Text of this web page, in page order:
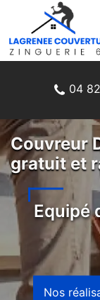
04
Couvreur
gratuit et
Equipé
Nos